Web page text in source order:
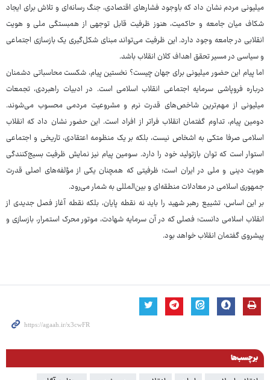
میلیونی مردم نشان داد که باوجود فشارهای اقتصادی، جنگ رسانه‌ای و تلاش برای ایجاد
شکاف میان جامعه و حاکمیت، هنوز ظرفیت قابل توجهی از همبستگی ملی و هویت
انقلابی در جامعه وجود دارد. این ظرفیت می‌تواند مبنای شکل‌گیری یک بازسازی اجتماعی
و سیاسی در مسیر تحقق اهداف کلان انقلاب باشد.
اما پیام این حضور میلیونی برای جهان چیست؟ نخستین پیام، شکست محاسباتی دشمنان
درباره فروپاشی سرمایه اجتماعی انقلاب اسلامی است. در ادبیات راهبردی، تجمعات
میلیونی از مهم‌ترین شاخص‌های قدرت نرم و مشروعیت مردمی محسوب می‌شوند.
دومین پیام، تداوم گفتمان انقلاب فراتر از افراد است. این حضور نشان داد که انقلاب
اسلامی صرفا متکی به اشخاص نیست، بلکه بر یک منظومه اعتقادی، تاریخی و اجتماعی
استوار است که توان بازتولید خود را دارد. سومین پیام نیز نمایش ظرفیت بسیج‌کنندگی
هویت دینی و ملی در ایران است؛ ظرفیتی که همچنان یکی از مؤلفه‌های اصلی قدرت
جمهوری اسلامی در معادلات منطقه‌ای و بین‌المللی به شمار می‌رود.
بر این اساس، تشییع رهبر شهید را باید نه نقطه پایان، بلکه نقطه آغاز فصل جدیدی از
انقلاب اسلامی دانست؛ فصلی که در آن سرمایه شهادت، موتور محرک استمرار، بازسازی و
پیشروی گفتمان انقلاب خواهد بود.
برچسب‌ها